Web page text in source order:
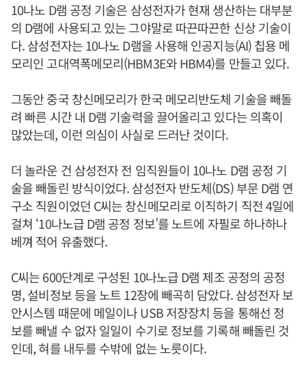
10나노 D램 공정 기술은 삼성전자가 현재 생산하는 대부분
의 D램에 사용되고 있는 그야말로 따끈따끈한 신상 기술이
다. 삼성전자는 10나노 D램을 사용해 인공지능(AI) 칩용 메
모리인 고대역폭메모리(HBM3E와 HBM4)를 만들고 있다.
그동안 중국 창신메모리가 한국 메모리반도체 기술을 빼돌
려 빠른 시간 내 D램 기술력을 끌어올리고 있다는 의혹이
많았는데, 이런 의심이 사실로 드러난 것이다.
더 놀라운 건 삼성전자 전 임직원들이 10나노 D램 공정 기
술을 빼돌린 방식이었다. 삼성전자 반도체(DS) 부문 D램 연
구소 직원이었던 C씨는 창신메모리로 이직하기 직전 4일에
걸쳐 ‘10나노급 D램 공정 정보’를 노트에 자필로 하나하나
베껴 적어 유출했다.
C씨는 600단계로 구성된 10나노급 D램 제조 공정의 공정
명, 설비정보 등을 노트 12장에 빼곡히 담았다. 삼성전자 보
안시스템 때문에 메일이나 USB 저장장치 등을 통해선 정
보를 빼낼 수 없자 일일이 수기로 정보를 기록해 빼돌린 것
인데, 혀를 내두를 수밖에 없는 노릇이다.